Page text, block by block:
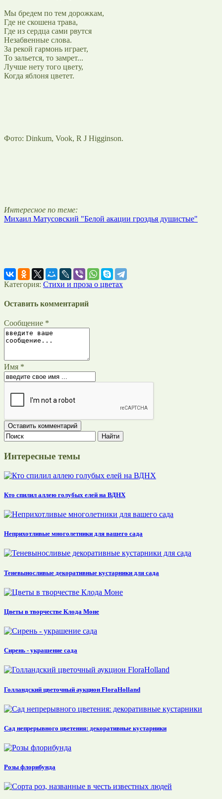
Мы бредем по тем дорожкам,
Где не скошена трава,
Где из сердца сами рвутся
Незабвенные слова.
За рекой гармонь играет,
То зальется, то замрет...
Лучше нету того цвету,
Когда яблоня цветет.
Фото: Dinkum, Vook, R J Higginson.
Интересное по теме:
Михаил Матусовский "Белой акации гроздья душистые"
Категория: Стихи и проза о цветах
Оставить комментарий
Сообщение *
Имя *
Интересные темы
Кто спилил аллею голубых елей на ВДНХ
Неприхотливые многолетники для вашего сада
Теневыносливые декоративные кустарники для сада
Цветы в творчестве Клода Моне
Сирень - украшение сада
Голландский цветочный аукцион FloraHolland
Сад непрерывного цветения: декоративные кустарники
Розы флорибунда